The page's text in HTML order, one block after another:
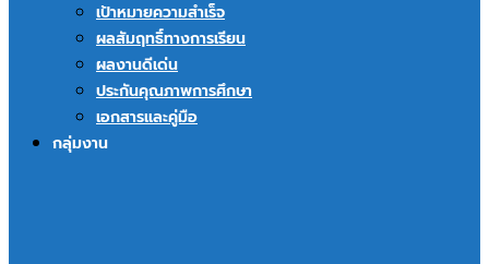
เป้าหมายความสำเร็จ
ผลสัมฤทธิ์ทางการเรียน
ผลงานดีเด่น
ประกันคุณภาพการศึกษา
เอกสารและคู่มือ
กลุ่มงาน